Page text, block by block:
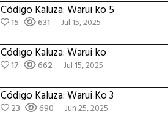
Código Kaluza: Warui ko 5
15 631 Jul 15, 2025
Código Kaluza: Warui ko
17 662 Jul 15, 2025
Código Kaluza: Warui Ko 3
23 690 Jun 25, 2025